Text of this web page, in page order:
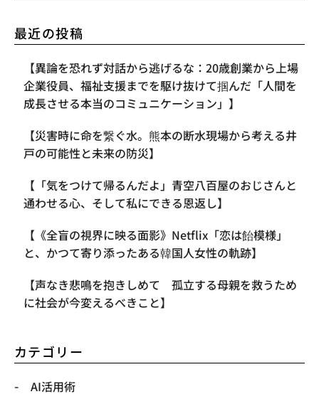
最近の投稿
【異論を恐れず対話から逃げるな：20歳創業から上場
企業役員、福祉支援までを駆け抜けて掴んだ「人間を
成長させる本当のコミュニケーション」】
【災害時に命を繋ぐ水。熊本の断水現場から考える井
戸の可能性と未来の防災】
【「気をつけて帰るんだよ」青空八百屋のおじさんと
通わせる心、そして私にできる恩返し】
【《全盲の視界に映る面影》Netflix「恋は飴模様」
と、かつて寄り添ったある韓国人女性の軌跡】
【声なき悲鳴を抱きしめて 孤立する母親を救うため
に社会が今変えるべきこと】
カテゴリー
AI活用術